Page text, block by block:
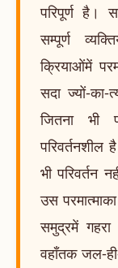
परिपूर्ण है।
सम्पूर्ण
क्रियाओंमें
सदा ज्यों-का-
जितना भी
परिवर्तनशील
भी परिवर्तन
उस
समुद्रमें
वहाँतक जल-